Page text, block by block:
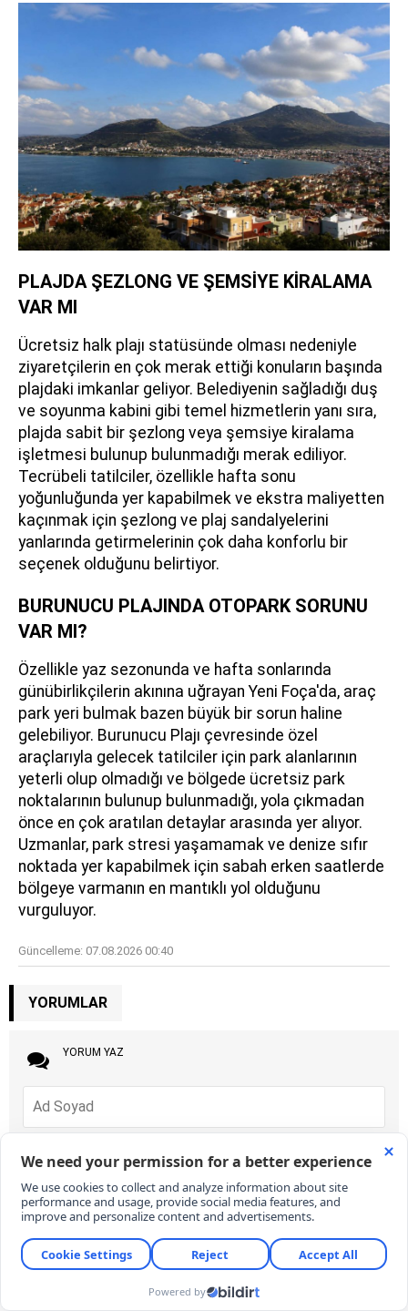
PLAJDA ŞEZLONG VE ŞEMSİYE KİRALAMA
VAR MI
Ücretsiz halk plajı statüsünde olması nedeniyle
ziyaretçilerin en çok merak ettiği konuların başında
plajdaki imkanlar geliyor. Belediyenin sağladığı duş
ve soyunma kabini gibi temel hizmetlerin yanı sıra,
plajda sabit bir şezlong veya şemsiye kiralama
işletmesi bulunup bulunmadığı merak ediliyor.
Tecrübeli tatilciler, özellikle hafta sonu
yoğunluğunda yer kapabilmek ve ekstra maliyetten
kaçınmak için şezlong ve plaj sandalyelerini
yanlarında getirmelerinin çok daha konforlu bir
seçenek olduğunu belirtiyor.
BURUNUCU PLAJINDA OTOPARK SORUNU
VAR MI?
Özellikle yaz sezonunda ve hafta sonlarında
günübirlikçilerin akınına uğrayan Yeni Foça'da, araç
park yeri bulmak bazen büyük bir sorun haline
gelebiliyor. Burunucu Plajı çevresinde özel
araçlarıyla gelecek tatilciler için park alanlarının
yeterli olup olmadığı ve bölgede ücretsiz park
noktalarının bulunup bulunmadığı, yola çıkmadan
önce en çok aratılan detaylar arasında yer alıyor.
Uzmanlar, park stresi yaşamamak ve denize sıfır
noktada yer kapabilmek için sabah erken saatlerde
bölgeye varmanın en mantıklı yol olduğunu
vurguluyor.
Güncelleme: 07.08.2026 00:40
YORUMLAR
YORUM YAZ